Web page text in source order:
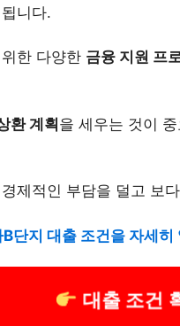
니다.
한 다양한 금융 지원 프
환 계획을 세우는 것이
제적인 부담을 덜고 보
단지 대출 조건을 자세히
대출 조건